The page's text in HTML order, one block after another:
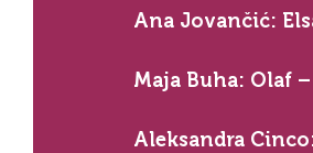
Ana Jovančić:
Maja Buha: Olaf
Aleksandra